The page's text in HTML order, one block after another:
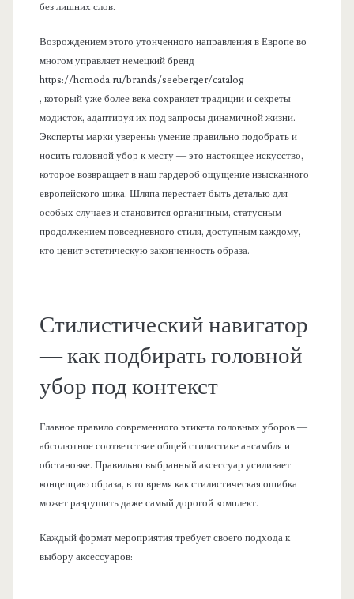
без лишних слов.
Возрождением этого утонченного направления в Европе во
многом управляет немецкий бренд
https://hcmoda.ru/brands/seeberger/catalog
, который уже более века сохраняет традиции и секреты
модисток, адаптируя их под запросы динамичной жизни.
Эксперты марки уверены: умение правильно подобрать и
носить головной убор к месту — это настоящее искусство,
которое возвращает в наш гардероб ощущение изысканного
европейского шика. Шляпа перестает быть деталью для
особых случаев и становится органичным, статусным
продолжением повседневного стиля, доступным каждому,
кто ценит эстетическую законченность образа.
Стилистический навигатор
— как подбирать головной
убор под контекст
Главное правило современного этикета головных уборов —
абсолютное соответствие общей стилистике ансамбля и
обстановке. Правильно выбранный аксессуар усиливает
концепцию образа, в то время как стилистическая ошибка
может разрушить даже самый дорогой комплект.
Каждый формат мероприятия требует своего подхода к
выбору аксессуаров: